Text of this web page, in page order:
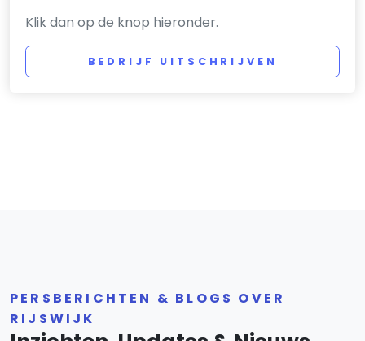
Klik dan op de knop hieronder.
BEDRIJF UITSCHRIJVEN
PERSBERICHTEN & BLOGS OVER
RIJSWIJK